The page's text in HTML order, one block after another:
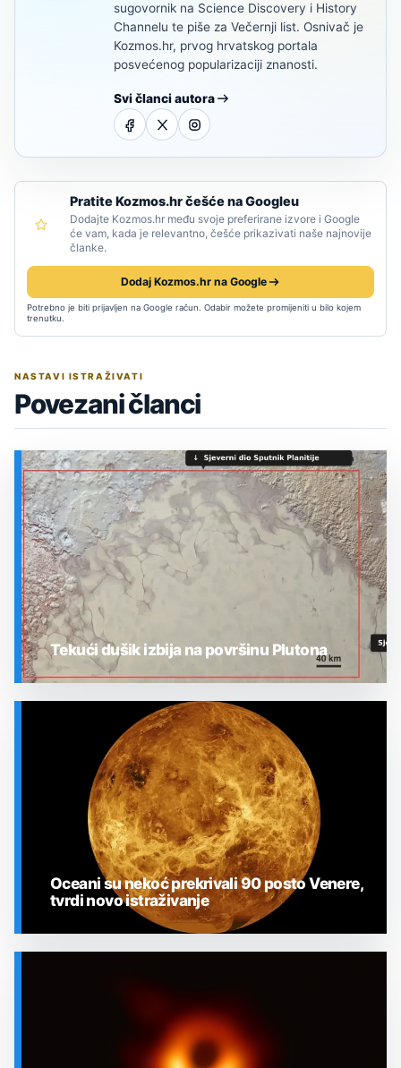
sugovornik na Science Discovery i History
Channelu te piše za Večernji list. Osnivač je
Kozmos.hr, prvog hrvatskog portala
posvećenog popularizaciji znanosti.
Svi članci autora
Pratite Kozmos.hr češće na Googleu
Dodajte Kozmos.hr među svoje preferirane izvore i Google
će vam, kada je relevantno, češće prikazivati naše najnovije
članke.
Dodaj Kozmos.hr na Google
Potrebno je biti prijavljen na Google račun. Odabir možete promijeniti u bilo kojem
trenutku.
NASTAVI ISTRAŽIVATI
Povezani članci
Tekući dušik izbija na površinu Plutona
Oceani su nekoć prekrivali 90 posto Venere,
tvrdi novo istraživanje